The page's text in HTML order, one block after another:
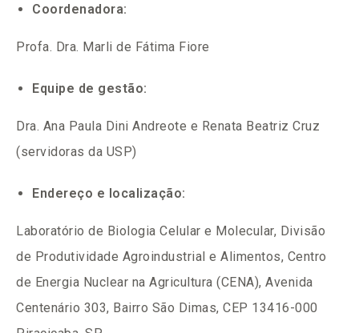
Coordenadora:
Profa. Dra. Marli de Fátima Fiore
Equipe de gestão:
Dra. Ana Paula Dini Andreote e Renata Beatriz Cruz
(servidoras da USP)
Endereço e localização:
Laboratório de Biologia Celular e Molecular, Divisão
de Produtividade Agroindustrial e Alimentos, Centro
de Energia Nuclear na Agricultura (CENA), Avenida
Centenário 303, Bairro São Dimas, CEP 13416-000